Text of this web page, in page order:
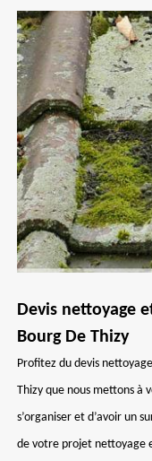
Devis nettoyage
Bourg De Thizy
Profitez du devis
Thizy que nous mettons à
s’organiser et d’avoir un
de votre projet nettoyage